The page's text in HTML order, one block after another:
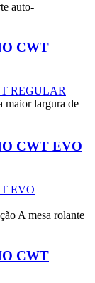
auto-
CWT
maior largura de
CWT EVO
A mesa rolante
CWT